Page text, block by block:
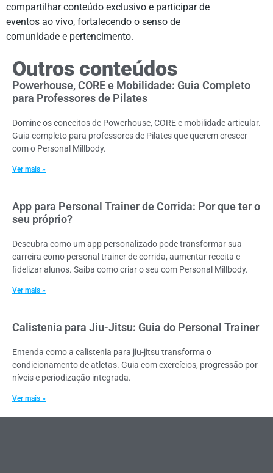
compartilhar conteúdo exclusivo e participar de
eventos ao vivo, fortalecendo o senso de
comunidade e pertencimento.
Outros conteúdos
Powerhouse, CORE e Mobilidade: Guia Completo
para Professores de Pilates
Domine os conceitos de Powerhouse, CORE e mobilidade articular.
Guia completo para professores de Pilates que querem crescer
com o Personal Millbody.
Ver mais »
App para Personal Trainer de Corrida: Por que ter o
seu próprio?
Descubra como um app personalizado pode transformar sua
carreira como personal trainer de corrida, aumentar receita e
fidelizar alunos. Saiba como criar o seu com Personal Millbody.
Ver mais »
Calistenia para Jiu-Jitsu: Guia do Personal Trainer
Entenda como a calistenia para jiu-jitsu transforma o
condicionamento de atletas. Guia com exercícios, progressão por
níveis e periodização integrada.
Ver mais »